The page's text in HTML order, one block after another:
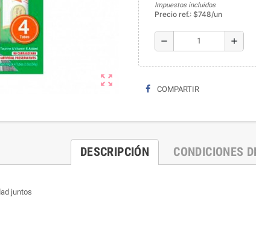
zoom_out_map
Impuestos incluidos
Precio ref.: $748/un
remove add
COMPARTIR
DESCRIPCIÓN CONDICIONES
juntos